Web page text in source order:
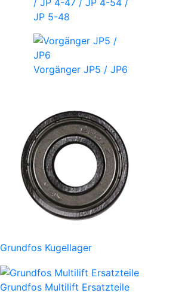
/ JP 4-47 / JP 4-54 /
JP 5-48
Vorgänger JP5 / JP6
Grundfos Kugellager
Grundfos Multilift Ersatzteile